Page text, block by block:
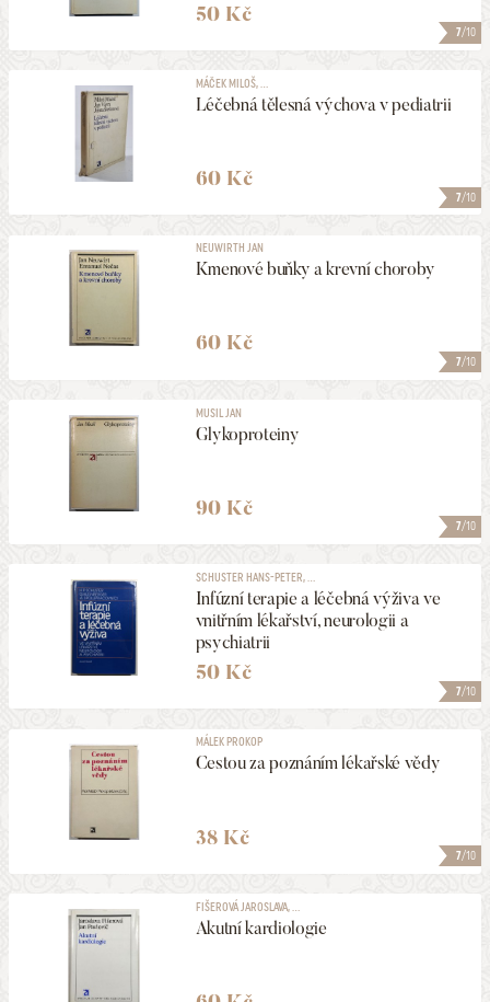
7/10
50 Kč
7/10
MÁČEK MILOŠ, ...
Léčebná tělesná výchova v pediatrii
60 Kč
7/10
NEUWIRTH JAN
Kmenové buňky a krevní choroby
60 Kč
7/10
MUSIL JAN
Glykoproteiny
90 Kč
7/10
SCHUSTER HANS-PETER, ...
Infúzní terapie a léčebná výživa ve
vnitřním lékařství, neurologii a
psychiatrii
50 Kč
7/10
MÁLEK PROKOP
Cestou za poznáním lékařské vědy
38 Kč
FIŠEROVÁ JAROSLAVA, ...
Akutní kardiologie